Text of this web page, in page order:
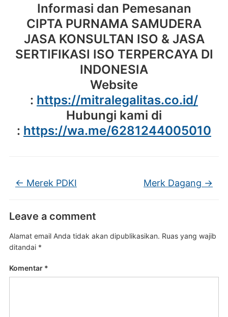
Informasi dan Pemesanan
CIPTA PURNAMA SAMUDERA
JASA KONSULTAN ISO & JASA
SERTIFIKASI ISO TERPERCAYA DI
INDONESIA
Website
: https://mitralegalitas.co.id/
Hubungi kami di
: https://wa.me/6281244005010
← Merek PDKI Merk Dagang →
Leave a comment
Alamat email Anda tidak akan dipublikasikan. Ruas yang wajib
ditandai *
Komentar *